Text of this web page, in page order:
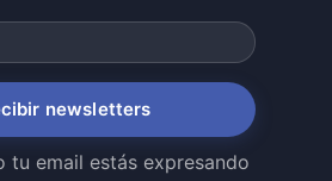
newsletters
tu email estás expresando